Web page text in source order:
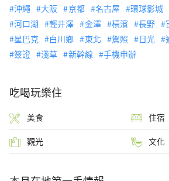
沖繩 大阪 京都 名古屋 環球影城
河口湖
輕井澤 金澤 橫濱 長野
星巴克
白川鄉 東北 駕照 日光
簽證
淺草 新幹線 手機申辦
吃喝玩樂住
美食 住宿
觀光 文化